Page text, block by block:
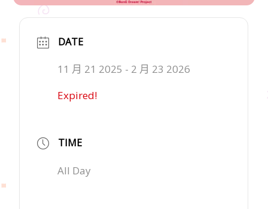
DATE
11 月 21 2025 - 2 月 23 2026
Expired!
TIME
All Day